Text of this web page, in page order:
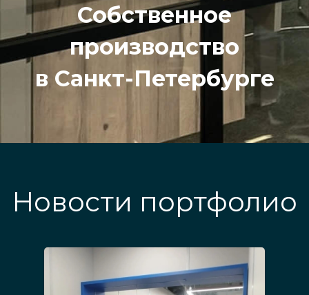
Собственное
производство
в Санкт-Петербурге
Новости портфолио